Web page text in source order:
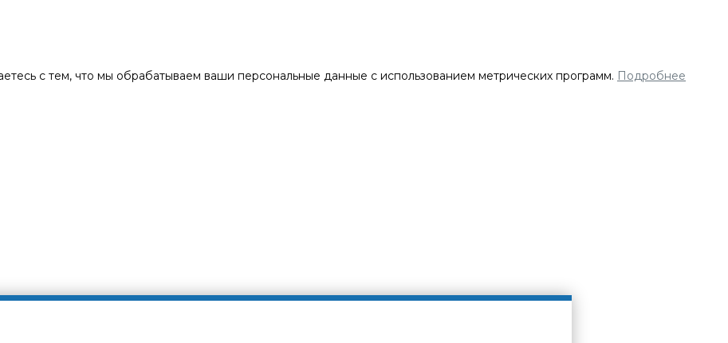
с тем, что мы обрабатываем ваши персональные данные с использованием метрических программ. Подробнее